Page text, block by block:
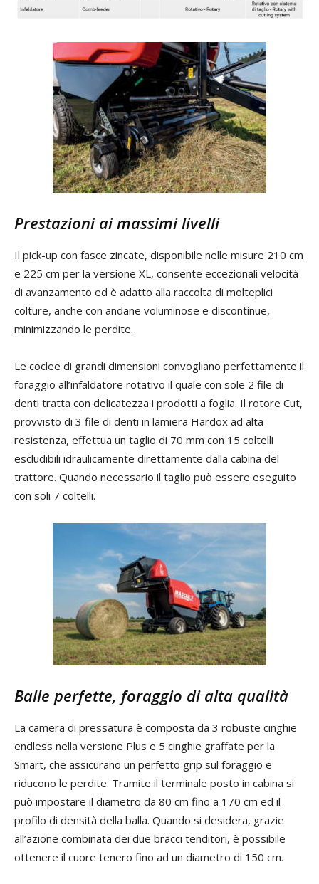
Prestazioni ai massimi livelli
Il pick-up con fasce zincate, disponibile nelle misure 210 cm
e 225 cm per la versione XL, consente eccezionali velocità
di avanzamento ed è adatto alla raccolta di molteplici
colture, anche con andane voluminose e discontinue,
minimizzando le perdite.
Le coclee di grandi dimensioni convogliano perfettamente il
foraggio all’infaldatore rotativo il quale con sole 2 file di
denti tratta con delicatezza i prodotti a foglia. Il rotore Cut,
provvisto di 3 file di denti in lamiera Hardox ad alta
resistenza, effettua un taglio di 70 mm con 15 coltelli
escludibili idraulicamente direttamente dalla cabina del
trattore. Quando necessario il taglio può essere eseguito
con soli 7 coltelli.
Balle perfette, foraggio di alta qualità
La camera di pressatura è composta da 3 robuste cinghie
endless nella versione Plus e 5 cinghie graffate per la
Smart, che assicurano un perfetto grip sul foraggio e
riducono le perdite. Tramite il terminale posto in cabina si
può impostare il diametro da 80 cm fino a 170 cm ed il
profilo di densità della balla. Quando si desidera, grazie
all’azione combinata dei due bracci tenditori, è possibile
ottenere il cuore tenero fino ad un diametro di 150 cm.